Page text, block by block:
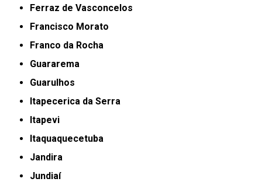
Ferraz de Vasconcelos
Francisco Morato
Franco da Rocha
Guararema
Guarulhos
Itapecerica da Serra
Itapevi
Itaquaquecetuba
Jandira
Jundiaí